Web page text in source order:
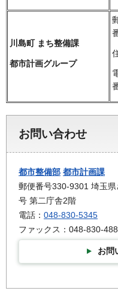
川島町 まち整備課
都市計画グループ
お問い合わせ
都市整備部 都市計画課
郵便番号330-9301 埼玉
号 第二庁舎2階
電話： 048-830-5345
ファックス：048-830-
お問